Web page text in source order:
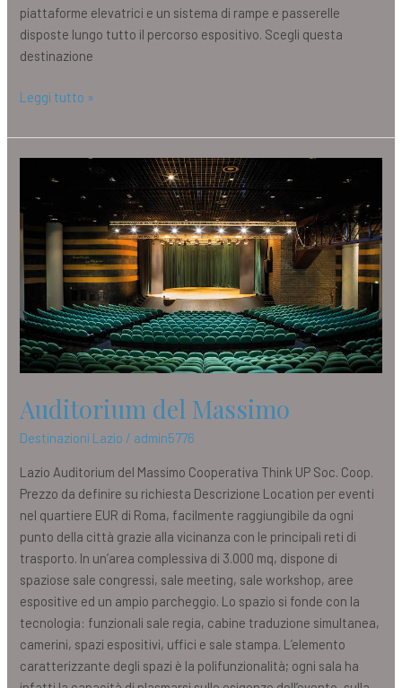
piattaforme elevatrici e un sistema di rampe e passerelle
disposte lungo tutto il percorso espositivo. Scegli questa
destinazione
Leggi tutto »
Auditorium del Massimo
Destinazioni Lazio / admin5776
Lazio Auditorium del Massimo Cooperativa Think UP Soc. Coop.
Prezzo da definire su richiesta Descrizione Location per eventi
nel quartiere EUR di Roma, facilmente raggiungibile da ogni
punto della città grazie alla vicinanza con le principali reti di
trasporto. In un’area complessiva di 3.000 mq, dispone di
spaziose sale congressi, sale meeting, sale workshop, aree
espositive ed un ampio parcheggio. Lo spazio si fonde con la
tecnologia: funzionali sale regia, cabine traduzione simultanea,
camerini, spazi espositivi, uffici e sale stampa. L’elemento
caratterizzante degli spazi è la polifunzionalità; ogni sala ha
Massimo